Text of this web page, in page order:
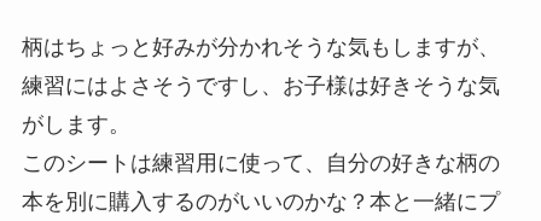
柄はちょっと好みが分かれそうな気もしますが、
練習にはよさそうですし、お子様は好きそうな気
がします。
このシートは練習用に使って、自分の好きな柄の
本を別に購入するのがいいのかな？本と一緒にプ